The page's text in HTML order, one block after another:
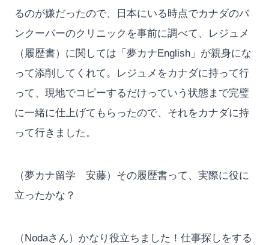
るのが嫌だったので、日本にいる時点でカナダのバ
ンクーバーのクリニックを事前に調べて、レジュメ
（履歴書）に関しては「夢カナEnglish」が親身にな
って添削してくれて。レジュメをカナダに持って行
って、現地でコピーするだけっていう状態まで完璧
に一緒に仕上げてもらったので、それをカナダに持
って行きました。
（夢カナ留学 安藤）その履歴書って、実際に役に
立ったかな？
（Nodaさん）かなり役立ちました！仕事探しをする